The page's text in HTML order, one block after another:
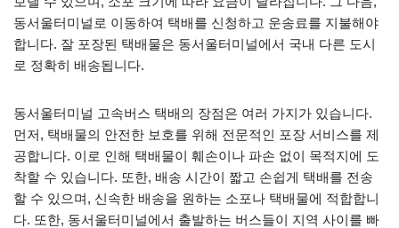
동서울터미널로 이동하여 택배를 신청하고 운송료를 지불해야
합니다. 잘 포장된 택배물은 동서울터미널에서 국내 다른 도시
로 정확히 배송됩니다.
동서울터미널 고속버스 택배의 장점은 여러 가지가 있습니다.
먼저, 택배물의 안전한 보호를 위해 전문적인 포장 서비스를 제
공합니다. 이로 인해 택배물이 훼손이나 파손 없이 목적지에 도
착할 수 있습니다. 또한, 배송 시간이 짧고 손쉽게 택배를 전송
할 수 있으며, 신속한 배송을 원하는 소포나 택배물에 적합합니
다. 또한, 동서울터미널에서 출발하는 버스들이 지역 사이를 빠